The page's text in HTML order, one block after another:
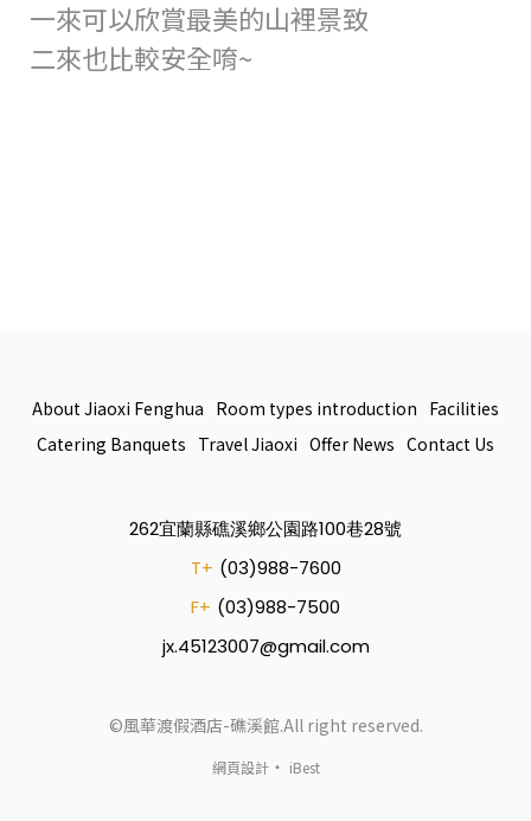
一來可以欣賞最美的山裡景致
二來也比較安全唷~
About Jiaoxi Fenghua Room types introduction Facilities
Catering Banquets Travel Jiaoxi Offer News Contact Us
262宜蘭縣礁溪鄉公園路100巷28號
T+ (03)988-7600
F+ (03)988-7500
jx.45123007@gmail.com
©風華渡假酒店-礁溪館.All right reserved.
網頁設計‧ iBest